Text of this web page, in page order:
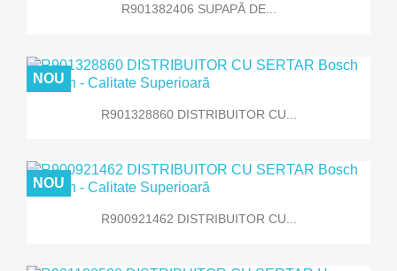
R901382406 SUPAPĂ DE...
R901328860 DISTRIBUITOR CU...
NOU
R900921462 DISTRIBUITOR CU...
NOU